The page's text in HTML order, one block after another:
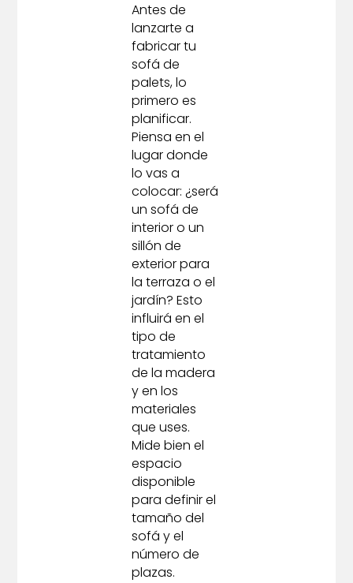
Antes de
lanzarte a
fabricar tu
sofá de
palets, lo
primero es
planificar.
Piensa en el
lugar donde
lo vas a
colocar: ¿será
un sofá de
interior o un
sillón de
exterior para
la terraza o el
jardín? Esto
influirá en el
tipo de
tratamiento
de la madera
y en los
materiales
que uses.
Mide bien el
espacio
disponible
para definir el
tamaño del
sofá y el
número de
plazas.